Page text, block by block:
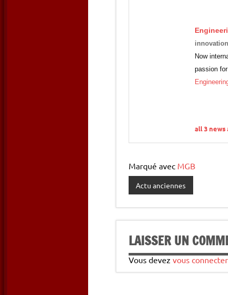
Now
passion
all 3
Marqué avec MGB
Actu anciennes
LAISSER UN
Vous devez vous connecter